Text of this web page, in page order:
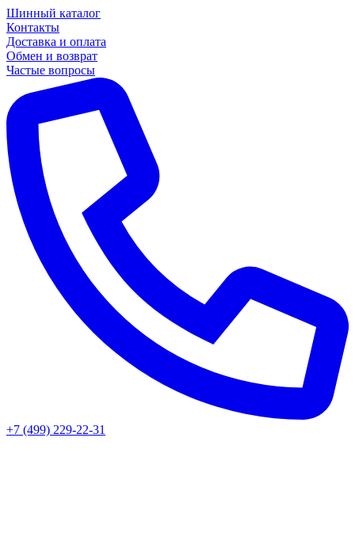
Шинный каталог
Контакты
Доставка и оплата
Обмен и возврат
Частые вопросы
+7 (499) 229-22-31